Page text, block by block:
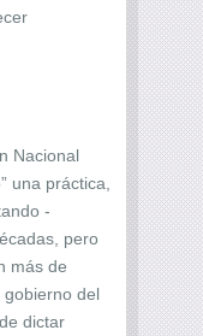
Nacional
una práctica,
-
pero
más de
gobierno del
dictar